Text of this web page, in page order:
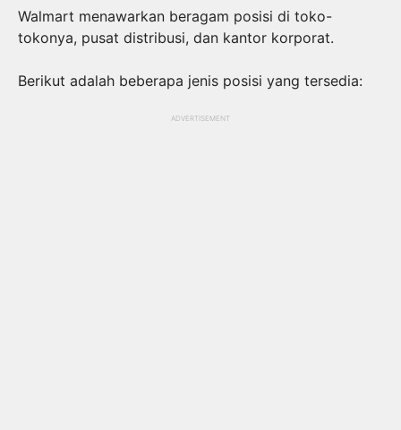
Walmart menawarkan beragam posisi di toko-
tokonya, pusat distribusi, dan kantor korporat.
Berikut adalah beberapa jenis posisi yang tersedia:
ADVERTISEMENT